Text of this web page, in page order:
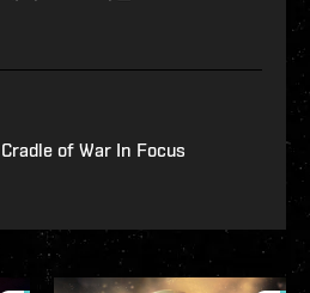
Cradle of War In Focus